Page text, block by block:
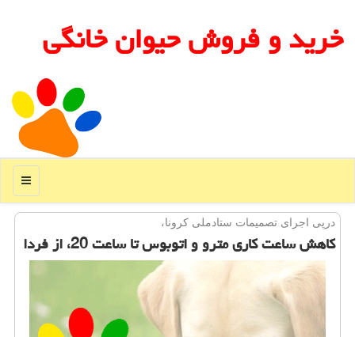
خرید و فروش حیوان خانگی
منو
درپی اجرای تصمیمات ستادملی كرونا،
كاهش ساعت كاری مترو و اتوبوس تا ساعت 20، از فردا